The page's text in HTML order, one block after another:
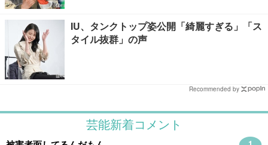
IU、タンクトップ姿公開「綺麗すぎる」「ス
タイル抜群」の声
Recommended by